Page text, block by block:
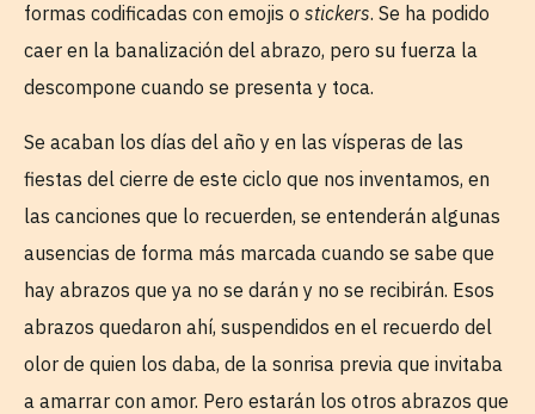
formas codificadas con emojis o stickers. Se ha podido
caer en la banalización del abrazo, pero su fuerza la
descompone cuando se presenta y toca.
Se acaban los días del año y en las vísperas de las
fiestas del cierre de este ciclo que nos inventamos, en
las canciones que lo recuerden, se entenderán algunas
ausencias de forma más marcada cuando se sabe que
hay abrazos que ya no se darán y no se recibirán. Esos
abrazos quedaron ahí, suspendidos en el recuerdo del
olor de quien los daba, de la sonrisa previa que invitaba
a amarrar con amor. Pero estarán los otros abrazos que